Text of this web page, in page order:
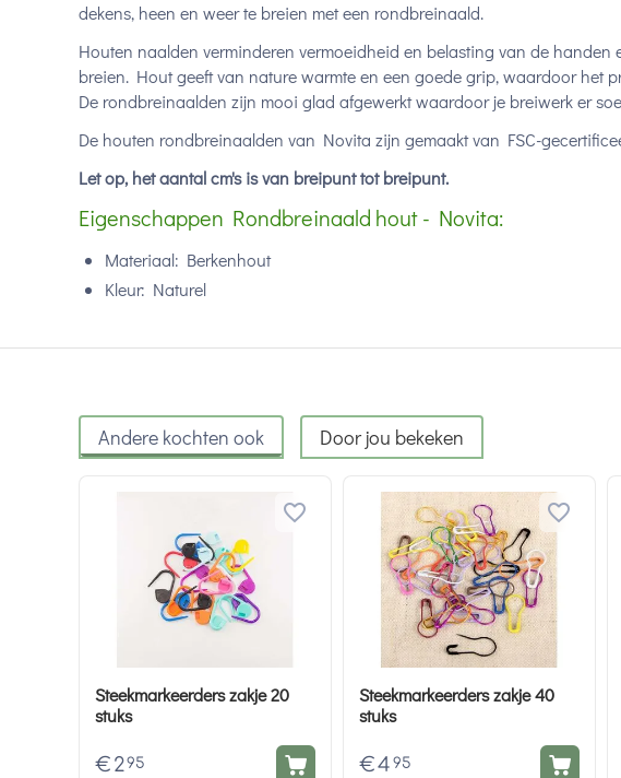
dekens, heen en weer te breien met een rondbreinaald.
Houten naalden verminderen vermoeidheid en belasting van de handen
breien. Hout geeft van nature warmte en een goede grip, waardoor het
De rondbreinaalden zijn mooi glad afgewerkt waardoor je breiwerk er
De houten rondbreinaalden van Novita zijn gemaakt van FSC-
Let op, het aantal cm's is van breipunt tot breipunt.
Eigenschappen Rondbreinaald hout - Novita:
Materiaal: Berkenhout
Kleur: Naturel
Andere kochten ook Door jou bekeken
Steekmarkeerders zakje 20
stuks
€ 2 95
Steekmarkeerders zakje 40
stuks
€4 95